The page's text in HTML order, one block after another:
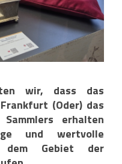
wir, dass das
(Oder) das
erhalten
und wertvolle
dem Gebiet der